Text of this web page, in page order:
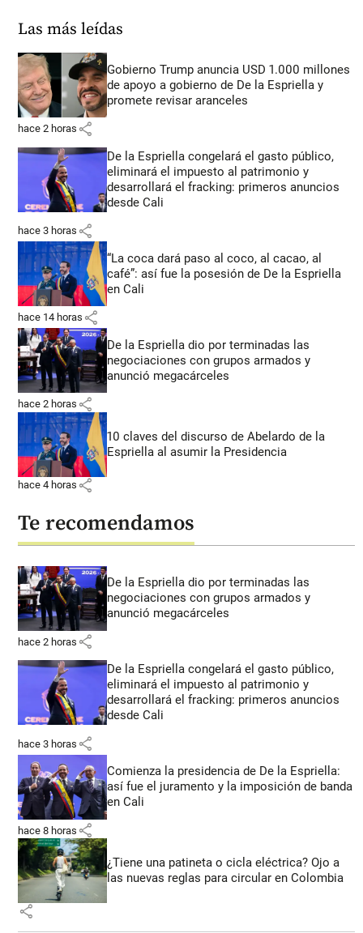
Las más leídas
Gobierno Trump anuncia USD 1.000 millones
de apoyo a gobierno de De la Espriella y
promete revisar aranceles
hace 2 horas share
De la Espriella congelará el gasto público,
eliminará el impuesto al patrimonio y
desarrollará el fracking: primeros anuncios
desde Cali
hace 3 horas share
“La coca dará paso al coco, al cacao, al
café”: así fue la posesión de De la Espriella
en Cali
hace 14 horas share
De la Espriella dio por terminadas las
negociaciones con grupos armados y
anunció megacárceles
hace 2 horas share
10 claves del discurso de Abelardo de la
Espriella al asumir la Presidencia
hace 4 horas share
Te recomendamos
De la Espriella dio por terminadas las
negociaciones con grupos armados y
anunció megacárceles
hace 2 horas share
De la Espriella congelará el gasto público,
eliminará el impuesto al patrimonio y
desarrollará el fracking: primeros anuncios
desde Cali
hace 3 horas share
Comienza la presidencia de De la Espriella:
así fue el juramento y la imposición de banda
en Cali
hace 8 horas share
¿Tiene una patineta o cicla eléctrica? Ojo a
las nuevas reglas para circular en Colombia
share